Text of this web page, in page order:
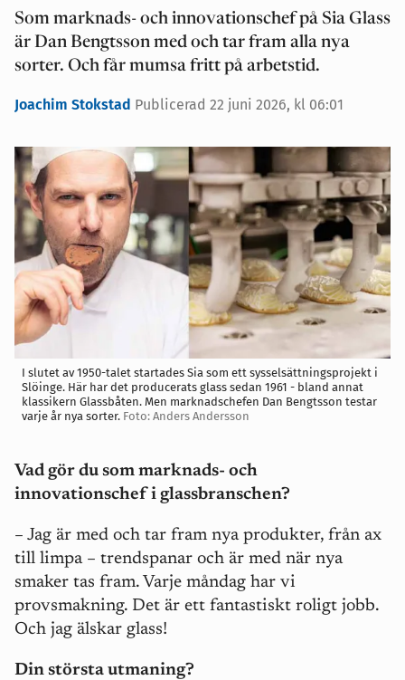
Som marknads- och innovationschef på Sia Glass
är Dan Bengtsson med och tar fram alla nya
sorter. Och får mumsa fritt på arbetstid.
Joachim Stokstad Publicerad 22 juni 2026, kl 06:01
I slutet av 1950-talet startades Sia som ett sysselsättningsprojekt i
Slöinge. Här har det producerats glass sedan 1961 - bland annat
klassikern Glassbåten. Men marknadschefen Dan Bengtsson testar
varje år nya sorter. Foto: Anders Andersson
Vad gör du som marknads- och
innovationschef i glassbranschen?
– Jag är med och tar fram nya produkter, från ax
till limpa – trendspanar och är med när nya
smaker tas fram. Varje måndag har vi
provsmakning. Det är ett fantastiskt roligt jobb.
Och jag älskar glass!
Din största utmaning?